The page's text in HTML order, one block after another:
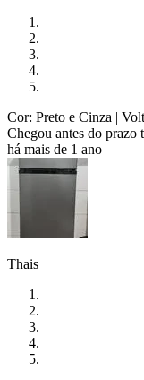
Cor: Preto e Cinza |
Chegou antes do prazo
há mais de 1 ano
Thais